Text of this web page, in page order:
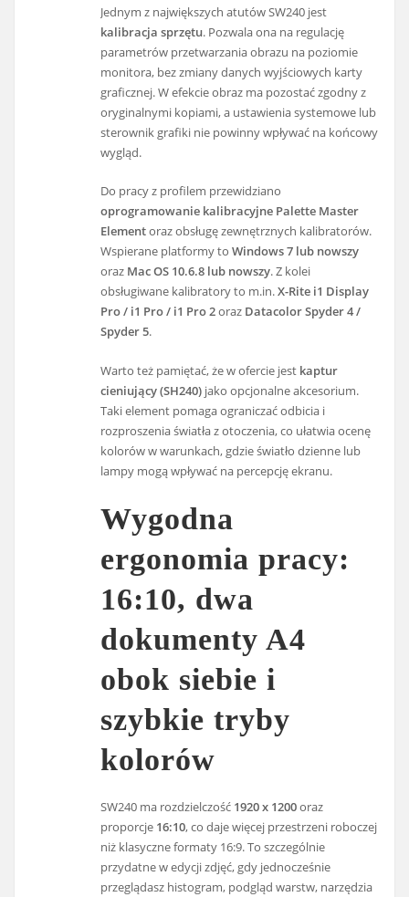
Jednym z największych atutów SW240 jest
kalibracja sprzętu. Pozwala ona na regulację
parametrów przetwarzania obrazu na poziomie
monitora, bez zmiany danych wyjściowych karty
graficznej. W efekcie obraz ma pozostać zgodny z
oryginalnymi kopiami, a ustawienia systemowe lub
sterownik grafiki nie powinny wpływać na końcowy
wygląd.
Do pracy z profilem przewidziano
oprogramowanie kalibracyjne Palette Master
Elementoraz obsługę zewnętrznych kalibratorów.
Wspierane platformy toWindows 7 lub nowszy
oraz Mac OS 10.6.8 lub nowszy. Z kolei
obsługiwane kalibratory to m.in.X-Rite i1 Display
Pro / i1 Pro / i1 Pro 2oraz Datacolor Spyder 4 /
Spyder 5.
Warto też pamiętać, że w ofercie jest kaptur
cieniujący (SH240) jako opcjonalne akcesorium.
Taki element pomaga ograniczać odbicia i
rozproszenia światła z otoczenia, co ułatwia ocenę
kolorów w warunkach, gdzie światło dzienne lub
lampy mogą wpływać na percepcję ekranu.
Wygodna
ergonomia pracy:
16:10, dwa
dokumenty A4
obok siebie i
szybkie tryby
kolorów
SW240 ma rozdzielczość 1920 x 1200oraz
proporcje 16:10, co daje więcej przestrzeni roboczej
niż klasyczne formaty 16:9. To szczególnie
przydatne w edycji zdjęć, gdy jednocześnie
przeglądasz histogram, podgląd warstw, narzędzia